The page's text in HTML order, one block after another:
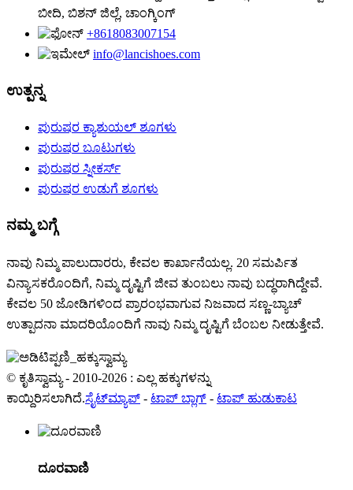
ಬೀದಿ, ಬಿಶನ್ ಜಿಲ್ಲೆ, ಚಾಂಗ್ಕಿಂಗ್
+8618083007154
info@lancishoes.com
ಉತ್ಪನ್ನ
ಪುರುಷರ ಕ್ಯಾಶುಯಲ್ ಶೂಗಳು
ಪುರುಷರ ಬೂಟುಗಳು
ಪುರುಷರ ಸ್ನೀಕರ್ಸ್
ಪುರುಷರ ಉಡುಗೆ ಶೂಗಳು
ನಮ್ಮ ಬಗ್ಗೆ
ನಾವು ನಿಮ್ಮ ಪಾಲುದಾರರು, ಕೇವಲ ಕಾರ್ಖಾನೆಯಲ್ಲ. 20 ಸಮರ್ಪಿತ
ವಿನ್ಯಾಸಕರೊಂದಿಗೆ, ನಿಮ್ಮ ದೃಷ್ಟಿಗೆ ಜೀವ ತುಂಬಲು ನಾವು ಬದ್ಧರಾಗಿದ್ದೇವೆ.
ಕೇವಲ 50 ಜೋಡಿಗಳಿಂದ ಪ್ರಾರಂಭವಾಗುವ ನಿಜವಾದ ಸಣ್ಣ-ಬ್ಯಾಚ್
ಉತ್ಪಾದನಾ ಮಾದರಿಯೊಂದಿಗೆ ನಾವು ನಿಮ್ಮ ದೃಷ್ಟಿಗೆ ಬೆಂಬಲ ನೀಡುತ್ತೇವೆ.
© ಕೃತಿಸ್ವಾಮ್ಯ - 2010-2026 : ಎಲ್ಲ ಹಕ್ಕುಗಳನ್ನು
ಕಾಯ್ದಿರಿಸಲಾಗಿದೆ.ಸೈಟ್‌ಮ್ಯಾಪ್ - ಟಾಪ್ ಬ್ಲಾಗ್ - ಟಾಪ್ ಹುಡುಕಾಟ
ದೂರವಾಣಿ